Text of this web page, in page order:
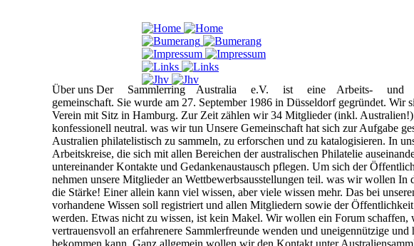
Über uns Der Sammlerring Australia e.V. ist eine Arbeits- und
gemeinschaft. Sie wurde am 27. September 1986 in Düsseldorf gegründet. Wir
Verein mit Sitz in Hamburg. Zur Zeit zählen wir34 Mitglieder (inkl.
konfessionell neutral. was wir tun Unsere Gemeinschaft hat sich zur Aufgabe
Australien philatelistisch zu sammeln, zu erforschen und zu katalogisieren. In
Arbeitskreise, die sich mit allen Bereichen der australischen Philatelie
untereinander Kontakte und Gedankenaustausch pflegen. Um sich der
nehmen unsere Mitglieder an Wettbewerbsausstellungen teil. was wir wollen In
die Stärke! Einer allein kann viel wissen, aber viele wissen mehr. Das bei
vorhandene Wissen soll registriert und allen Mitgliedern sowie der
werden. Etwas nicht zu wissen, ist kein Makel. Wir wollen ein Forum schaffen,
vertrauensvoll an erfahrenere Sammlerfreunde wenden und uneigennützige
bekommen kann. Ganz allgemein wollen wir den Kontakt unter